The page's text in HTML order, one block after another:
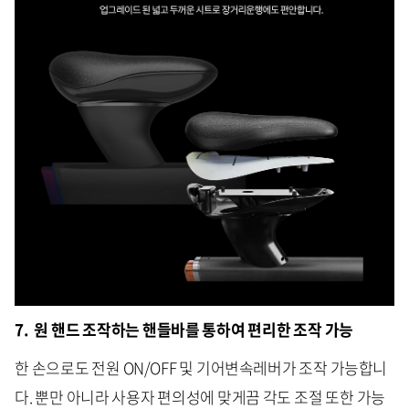
7. 원 핸드 조작하는 핸들바를 통하여 편리한 조작 가능
한 손으로도 전원 ON/OFF 및 기어변속레버가 조작 가능합니
다. 뿐만 아니라 사용자 편의성에 맞게끔 각도 조절 또한 가능